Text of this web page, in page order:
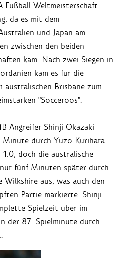
Fußball-Weltmeisterschaft
da es mit dem
und Japan am
zwischen den beiden
kam. Nach zwei Siegen in
kam es für die
australischen Brisbane zum
"Socceroos".
Angreifer Shinji Okazaki
durch Yuzo Kurihara
doch die australische
fünf Minuten später durch
aus, was auch den
Partie markierte. Shinji
Spielzeit über im
der 87. Spielminute durch